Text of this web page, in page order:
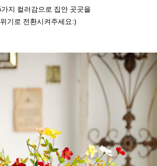
지 컬러감으로 집안 곳곳을
기로 전환시켜주세요:)